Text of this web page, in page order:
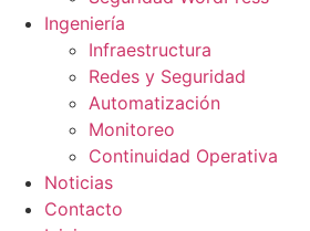
Ingeniería
Infraestructura
Redes y Seguridad
Automatización
Monitoreo
Continuidad Operativa
Noticias
Contacto